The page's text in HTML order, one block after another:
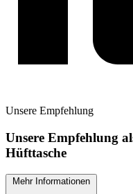
Unsere Empfehlung
Unsere Empfehlung
Hüfttasche
Mehr Informationen